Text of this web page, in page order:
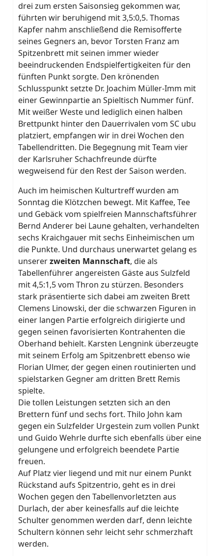
drei zum ersten Saisonsieg gekommen war,
führten wir beruhigend mit 3,5:0,5. Thomas
Kapfer nahm anschließend die Remisofferte
seines Gegners an, bevor Torsten Franz am
Spitzenbrett mit seinen immer wieder
beeindruckenden Endspielfertigkeiten für den
fünften Punkt sorgte. Den krönenden
Schlusspunkt setzte Dr. Joachim Müller-Imm mit
einer Gewinnpartie an Spieltisch Nummer fünf.
Mit weißer Weste und lediglich einen halben
Brettpunkt hinter den Dauerrivalen vom SC ubu
platziert, empfangen wir in drei Wochen den
Tabellendritten. Die Begegnung mit Team vier
der Karlsruher Schachfreunde dürfte
wegweisend für den Rest der Saison werden.
Auch im heimischen Kulturtreff wurden am
Sonntag die Klötzchen bewegt. Mit Kaffee, Tee
und Gebäck vom spielfreien Mannschaftsführer
Bernd Anderer bei Laune gehalten, verhandelten
sechs Kraichgauer mit sechs Einheimischen um
die Punkte. Und durchaus unerwartet gelang es
unsererzweiten Mannschaft, die als
Tabellenführer angereisten Gäste aus Sulzfeld
mit 4,5:1,5 vom Thron zu stürzen. Besonders
stark präsentierte sich dabei am zweiten Brett
Clemens Linowski, der die schwarzen Figuren in
einer langen Partie erfolgreich dirigierte und
gegen seinen favorisierten Kontrahenten die
Oberhand behielt. Karsten Lengnink überzeugte
mit seinem Erfolg am Spitzenbrett ebenso wie
Florian Ulmer, der gegen einen routinierten und
spielstarken Gegner am dritten Brett Remis
spielte.
Die tollen Leistungen setzten sich an den
Brettern fünf und sechs fort. Thilo John kam
gegen ein Sulzfelder Urgestein zum vollen Punkt
und Guido Wehrle durfte sich ebenfalls über eine
gelungene und erfolgreich beendete Partie
freuen.
Auf Platz vier liegend und mit nur einem Punkt
Rückstand aufs Spitzentrio, geht es in drei
Wochen gegen den Tabellenvorletzten aus
Durlach, der aber keinesfalls auf die leichte
Schulter genommen werden darf, denn leichte
Schultern können sehr leicht sehr schmerzhaft
werden.